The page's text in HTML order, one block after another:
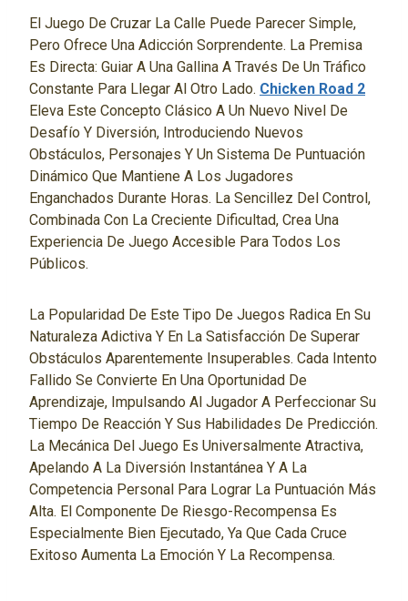
El Juego De Cruzar La Calle Puede Parecer Simple,
Pero Ofrece Una Adicción Sorprendente. La Premisa
Es Directa: Guiar A Una Gallina A Través De Un Tráfico
Constante Para Llegar Al Otro Lado. Chicken Road 2
Eleva Este Concepto Clásico A Un Nuevo Nivel De
Desafío Y Diversión, Introduciendo Nuevos
Obstáculos, Personajes Y Un Sistema De Puntuación
Dinámico Que Mantiene A Los Jugadores
Enganchados Durante Horas. La Sencillez Del Control,
Combinada Con La Creciente Dificultad, Crea Una
Experiencia De Juego Accesible Para Todos Los
Públicos.
La Popularidad De Este Tipo De Juegos Radica En Su
Naturaleza Adictiva Y En La Satisfacción De Superar
Obstáculos Aparentemente Insuperables. Cada Intento
Fallido Se Convierte En Una Oportunidad De
Aprendizaje, Impulsando Al Jugador A Perfeccionar Su
Tiempo De Reacción Y Sus Habilidades De Predicción.
La Mecánica Del Juego Es Universalmente Atractiva,
Apelando A La Diversión Instantánea Y A La
Competencia Personal Para Lograr La Puntuación Más
Alta. El Componente De Riesgo-Recompensa Es
Especialmente Bien Ejecutado, Ya Que Cada Cruce
Exitoso Aumenta La Emoción Y La Recompensa.